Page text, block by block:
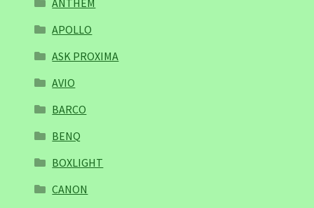
ANTHEM
APOLLO
ASK PROXIMA
AVIO
BARCO
BENQ
BOXLIGHT
CANON